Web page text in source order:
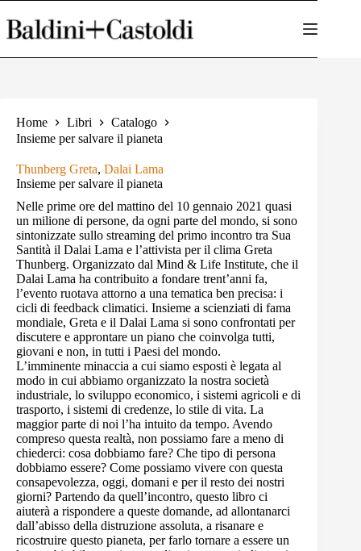
al
contenuto
Home Libri
Catalogo
Insieme per salvare il pianeta
Thunberg Greta, Dalai Lama
Insieme per salvare il pianeta
Nelle prime ore del mattino del 10 gennaio 2021 quasi
un milione di persone, da ogni parte del mondo, si sono
sintonizzate sullo streaming del primo incontro tra Sua
Santità il Dalai Lama e l’attivista per il clima Greta
Thunberg. Organizzato dal Mind & Life Institute, che il
Dalai Lama ha contribuito a fondare trent’anni fa,
l’evento ruotava attorno a una tematica ben precisa: i
cicli di feedback climatici. Insieme a scienziati di fama
mondiale, Greta e il Dalai Lama si sono confrontati per
discutere e approntare un piano che coinvolga tutti,
giovani e non, in tutti i Paesi del mondo.
L’imminente minaccia a cui siamo esposti è legata al
modo in cui abbiamo organizzato la nostra società
industriale, lo sviluppo economico, i sistemi agricoli e di
trasporto, i sistemi di credenze, lo stile di vita. La
maggior parte di noi l’ha intuito da tempo. Avendo
compreso questa realtà, non possiamo fare a meno di
chiederci: cosa dobbiamo fare? Che tipo di persona
dobbiamo essere? Come possiamo vivere con questa
consapevolezza, oggi, domani e per il resto dei nostri
giorni? Partendo da quell’incontro, questo libro ci
aiuterà a rispondere a queste domande, ad allontanarci
dall’abisso della distruzione assoluta, a risanare e
ricostruire questo pianeta, per farlo tornare a essere un